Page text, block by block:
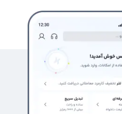
و فروش گولم توجه به زمان و قیمت
بهترین زمان و قیمت برای خرید یا
گولم با استفاده از صرافی ارز دیجیتال
پلتفرم تبدیل سریع شما می‌توانید با
به دیگر ارزهای دیجیتال تبدیل کنید. در